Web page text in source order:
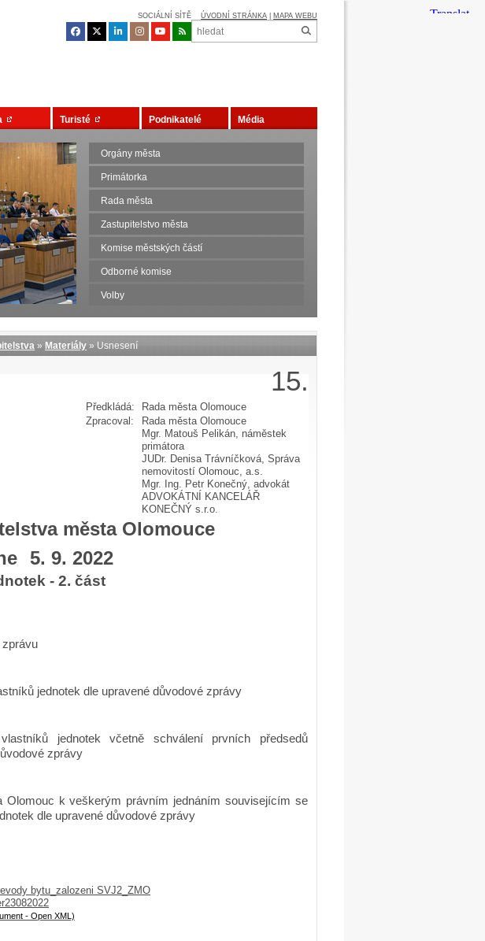
SOCIÁLNÍ SÍTĚ ÚVODNÍ STRÁNKA MAPA WEBU
Turisté Podnikatelé Média
Orgány města
Primátorka
Rada města
Zastupitelstvo města
Komise městských částí
Odborné komise
Volby
» Materiály » Usnesení
15.
Předkládá:
Rada města Olomouce
Zpracoval:
Rada města Olomouce
Mgr. Matouš Pelikán, náměstek
primátora
JUDr. Denisa Trávníčková, Správa
nemovitostí Olomouc, a.s.
Mgr. Ing. Petr Konečný, advokát
ADVOKÁTNÍ KANCELÁŘ
KONEČNÝ s.r.o.
města Olomouce
5. 9. 2022
- 2. část
zprávu
jednotek dle upravené důvodové zprávy
jednotek včetně schválení prvních předsedů
zprávy
Olomouc k veškerým právním jednáním souvisejícím se
dle upravené důvodové zprávy
bytu_zalozeni SVJ2_ZMO
- Open XML)